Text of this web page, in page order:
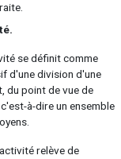
se définit comme
d'une division d'une
du point de vue de
à-dire un ensemble
relève de